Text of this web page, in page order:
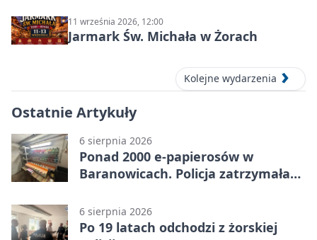
11 września 2026, 12:00
Jarmark Św. Michała w Żorach
Kolejne wydarzenia
Ostatnie Artykuły
6 sierpnia 2026
Ponad 2000 e-papierosów w
Baranowicach. Policja zatrzymała
6 sierpnia 2026
Po 19 latach odchodzi z żorskiej